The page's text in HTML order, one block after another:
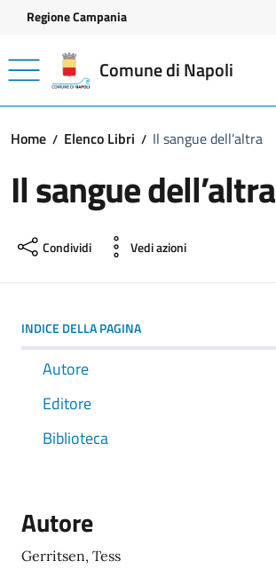
Vai ai contenuti
Vai al footer
Regione Campania
Comune di Napoli
Home Elenco Libri Il sangue dell’altra
Il sangue dell’altra
Condividi Vedi azioni
INDICE DELLA PAGINA
Autore
Editore
Biblioteca
Autore
Gerritsen, Tess